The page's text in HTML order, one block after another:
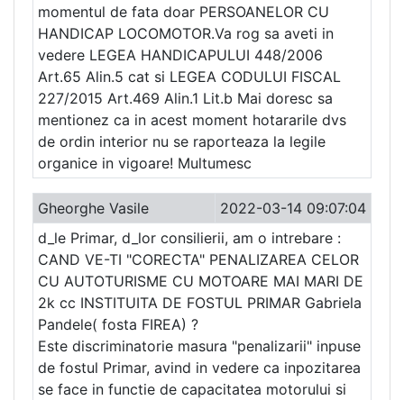
momentul de fata doar PERSOANELOR CU
HANDICAP LOCOMOTOR.Va rog sa aveti in
vedere LEGEA HANDICAPULUI 448/2006
Art.65 Alin.5 cat si LEGEA CODULUI FISCAL
227/2015 Art.469 Alin.1 Lit.b Mai doresc sa
mentionez ca in acest moment hotararile dvs
de ordin interior nu se raporteaza la legile
organice in vigoare! Multumesc
Gheorghe Vasile
2022-03-14 09:07:04
d_le Primar, d_lor consilierii, am o intrebare :
CAND VE-TI "CORECTA" PENALIZAREA CELOR
CU AUTOTURISME CU MOTOARE MAI MARI DE
2k cc INSTITUITA DE FOSTUL PRIMAR Gabriela
Pandele( fosta FIREA) ?
Este discriminatorie masura "penalizarii" inpuse
de fostul Primar, avind in vedere ca inpozitarea
se face in functie de capacitatea motorului si